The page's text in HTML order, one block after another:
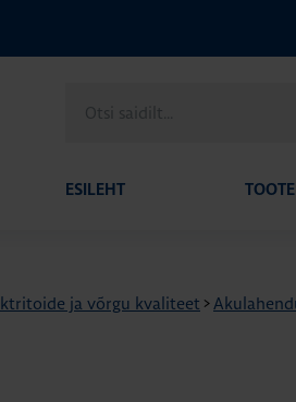
saidilt
ESILEHT
ja võrgu kvaliteet >